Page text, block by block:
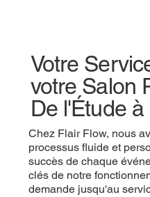
Votre
votre Salon
De l'Étude
Chez Flair Flow, nous
processus fluide et
succès de chaque
clés de notre
demande jusqu'au